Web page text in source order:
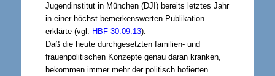
Jugendinstitut in München (DJI) bereits letztes Jahr
in einer höchst bemerkenswerten Publikation
erklärte (vgl. HBF 30.09.13).
Daß die heute durchgesetzten familien- und
frauenpolitischen Konzepte genau daran kranken,
bekommen immer mehr der politisch hofierten